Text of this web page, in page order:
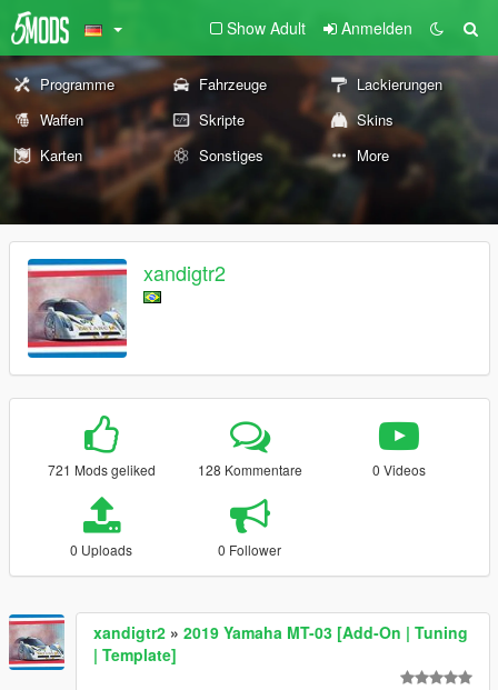
Show Adult Anmelden
Programme Fahrzeuge
Lackierungen
Waffen
Skripte
Skins
Karten
Sonstiges More
xandigtr2
721 Mods geliked 128 Kommentare 0 Videos
0 Uploads 0 Follower
xandigtr2 » 2019 Yamaha MT-03 [Add-On | Tuning
| Template]